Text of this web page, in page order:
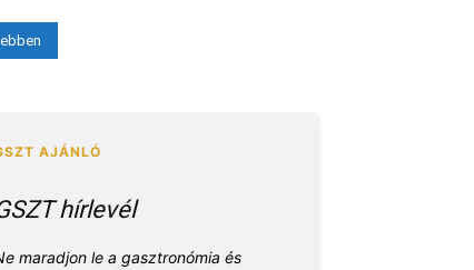
hírlevél
maradjon le a gasztronómia és